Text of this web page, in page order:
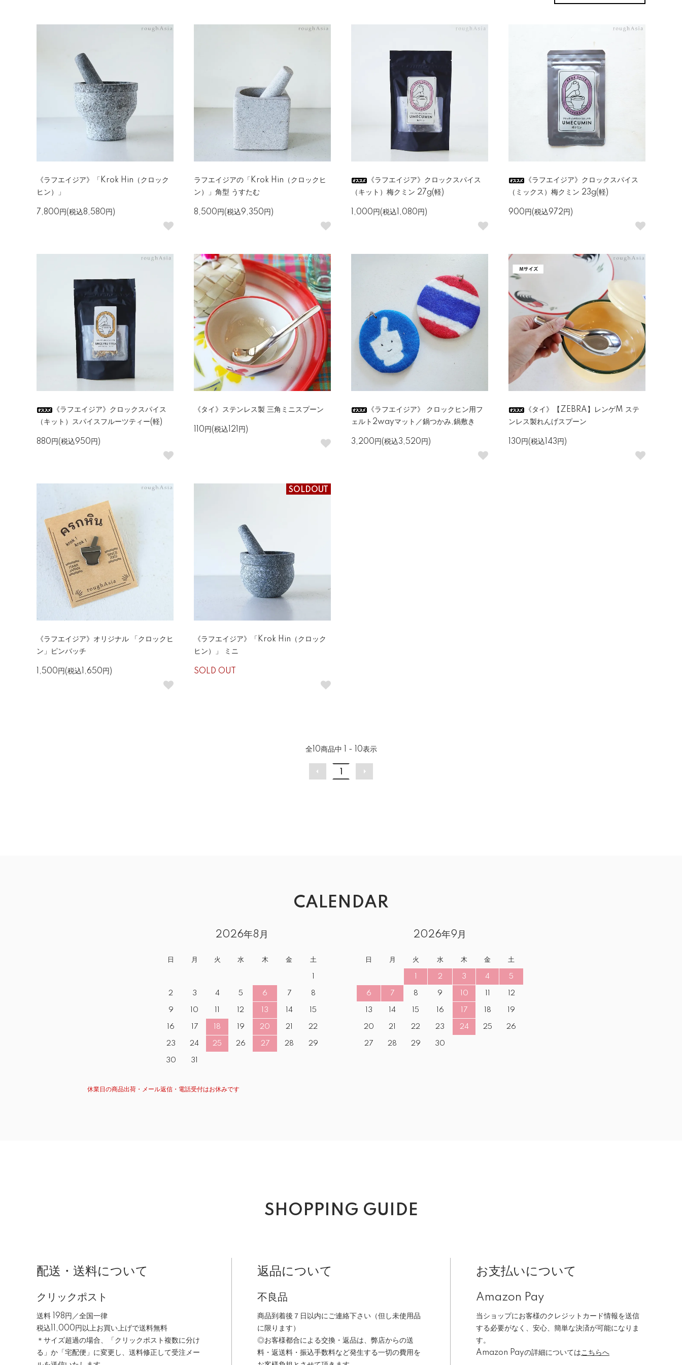
《ラフエイジア》「Krok Hin（クロック
ヒン）」
7,800円(税込8,580円)
ラフエイジアの「Krok Hin（クロックヒ
ン）」角型 うすたむ
8,500円(税込9,350円)
《ラフエイジア》クロックスパイス
（キット）梅クミン 27g(軽)
1,000円(税込1,080円)
《ラフエイジア》クロックスパイス
（ミックス）梅クミン 23g(軽)
900円(税込972円)
《ラフエイジア》クロックスパイス
（キット）スパイスフルーツティー(軽)
880円(税込950円)
《タイ》ステンレス製 三角ミニスプーン
110円(税込121円)
《ラフエイジア》 クロックヒン用フ
ェルト2wayマット／鍋つかみ,鍋敷き
3,200円(税込3,520円)
《タイ》【ZEBRA】レンゲM ステ
ンレス製れんげスプーン
130円(税込143円)
《ラフエイジア》オリジナル 「クロックヒ
ン」ピンバッチ
1,500円(税込1,650円)
SOLDOUT
《ラフエイジア》「Krok Hin（クロック
ヒン）」 ミニ
SOLD OUT
全10商品中 1 - 10表示
CALENDAR
2026年8月
日 月 火 水 木 金 土
2 3 4 5 6 7 8
9 10 12 13 14 15
16 17 18 19 20 21 22
23 24 25 26 27 28 29
30 31
2026年9月
日 月 火 水 木 金 土
2 3 4 5
6 7 8 9 10 12
13 14 15 16 17 18 19
20 21 22 23 24 25 26
27 28 29 30
休業日の商品出荷・メール返信・電話受付はお休みです
SHOPPING GUIDE
配送・送料について
クリックポスト
送料 198円／全国一律
税込11,000円以上お買い上げで送料無料
＊サイズ超過の場合、「クリックポスト複数に分け
る」か「宅配便」に変更し、送料修正して受注メー
返品について
不良品
商品到着後７日以内にご連絡下さい（但し未使用品
に限ります）
◎お客様都合による交換・返品は、弊店からの送
料・返送料・振込手数料など発生する一切の費用を
お支払いについて
Amazon Pay
当ショップにお客様のクレジットカード情報を送信
する必要がなく、安心、簡単な決済が可能になりま
す。
Amazon Payの詳細についてはこちらへ